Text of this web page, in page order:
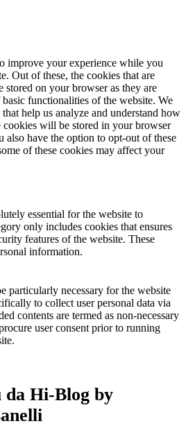
improve your experience while you
Out of these, the cookies that are
stored on your browser as they are
functionalities of the website. We
help us analyze and understand how
cookies will be stored in your browser
have the option to opt-out of these
of these cookies may affect your
essential for the website to
only includes cookies that ensures
features of the website. These
information.
particularly necessary for the website
to collect user personal data via
contents are termed as non-necessary
user consent prior to running
da Hi-Blog by